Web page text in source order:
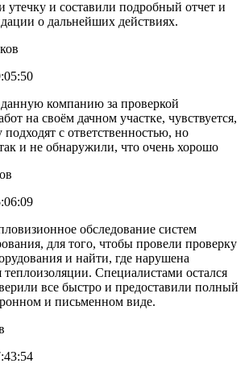
утечку и составили подробный отчет и
о дальнейших действиях.
компанию за проверкой
на своём дачном участке, чувствуется,
подходят с ответственностью, но
и не обнаружили, что очень хорошо
обследование систем
для того, чтобы провели проверку
и найти, где нарушена
теплоизоляции. Специалистами остался
все быстро и предоставили полный
и письменном виде.